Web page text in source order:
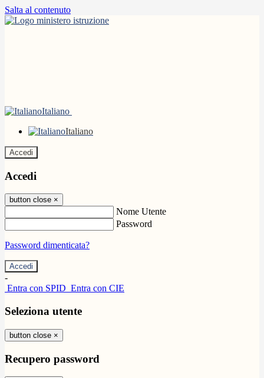
Salta al contenuto
Italiano
Italiano
Accedi
Accedi
button close ×
Nome Utente
Password
Password dimenticata?
-
Entra con SPID Entra con CIE
Seleziona utente
button close ×
Recupero password